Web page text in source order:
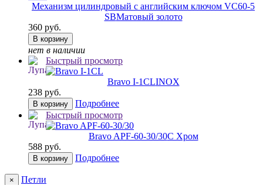
Механизм цилиндровый с английским ключом VC60-5
SBМатовый золото
360 руб.
В корзину
нет в наличии
Быстрый просмотр
Bravo I-1CLINOX
238 руб.
В корзину
Подробнее
Быстрый просмотр
Bravo AРF-60-30/30C Хром
588 руб.
В корзину Подробнее
×
Петли